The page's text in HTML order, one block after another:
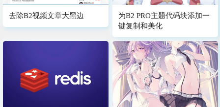
去除B2视频文章大黑边
为B2 PRO主题代码块添加一
键复制和美化